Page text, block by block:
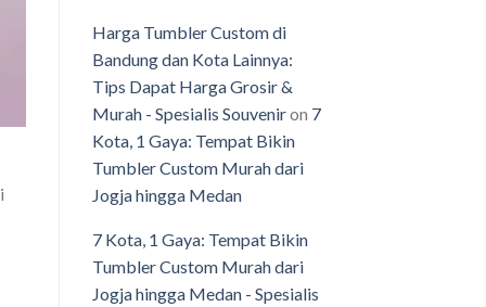
Harga Tumbler Custom di
Bandung dan Kota Lainnya:
Tips Dapat Harga Grosir &
Murah - Spesialis Souveniron 7
Kota, 1 Gaya: Tempat Bikin
Tumbler Custom Murah dari
Jogja hingga Medan
7 Kota, 1 Gaya: Tempat Bikin
Tumbler Custom Murah dari
Jogja hingga Medan - Spesialis